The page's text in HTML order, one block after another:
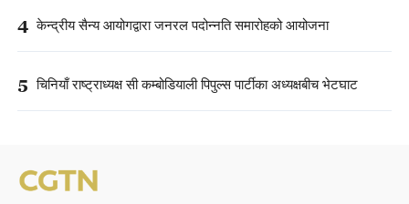
4 केन्द्रीय सैन्य आयोगद्वारा जनरल पदोन्नति समारोहको आयोजना
5 चिनियाँ राष्ट्राध्यक्ष सी कम्बोडियाली पिपुल्स पार्टीका अध्यक्षबीच भेटघाट